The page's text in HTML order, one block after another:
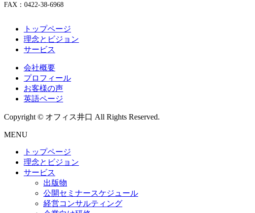
FAX：0422-38-6968
トップページ
理念とビジョン
サービス
会社概要
プロフィール
お客様の声
英語ページ
Copyright © オフィス井口 All Rights Reserved.
MENU
トップページ
理念とビジョン
サービス
出版物
公開セミナースケジュール
経営コンサルティング